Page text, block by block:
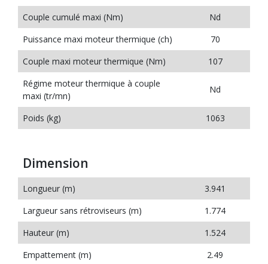
Couple cumulé maxi (Nm)
Nd
Puissance maxi moteur thermique (ch)
70
Couple maxi moteur thermique (Nm)
107
Régime moteur thermique à couple
maxi (tr/mn)
Nd
Poids (kg) 1063
Dimension
Longueur (m)
3.941
Largueur sans rétroviseurs (m)
1.774
Hauteur (m)
1.524
Empattement (m)
2.49